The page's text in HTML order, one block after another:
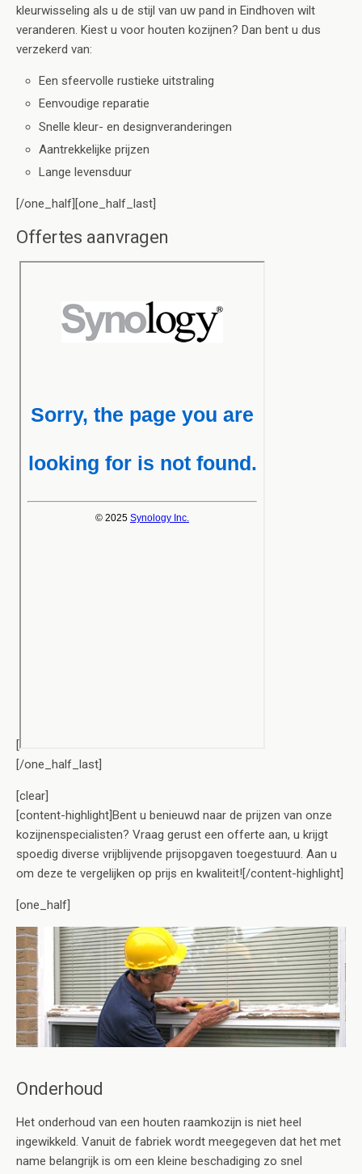
kleurwisseling als u de stijl van uw pand in Eindhoven wilt
veranderen. Kiest u voor houten kozijnen? Dan bent u dus
verzekerd van:
Een sfeervolle rustieke uitstraling
Eenvoudige reparatie
Snelle kleur- en designveranderingen
Aantrekkelijke prijzen
Lange levensduur
[/one_half][one_half_last]
Offertes aanvragen
[
[/one_half_last]
[clear]
[content-highlight]Bent u benieuwd naar de prijzen van onze
kozijnenspecialisten? Vraag gerust een offerte aan, u krijgt
spoedig diverse vrijblijvende prijsopgaven toegestuurd. Aan u
om deze te vergelijken op prijs en kwaliteit![/content-highlight]
[one_half]
Onderhoud
Het onderhoud van een houten raamkozijn is niet heel
ingewikkeld. Vanuit de fabriek wordt meegegeven dat het met
name belangrijk is om een kleine beschadiging zo snel